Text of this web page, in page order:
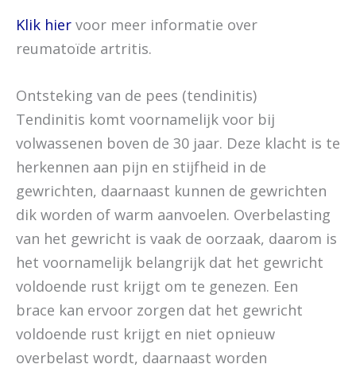
Klik hier voor meer informatie over
reumatoïde artritis.
Ontsteking van de pees (tendinitis)
Tendinitis komt voornamelijk voor bij
volwassenen boven de 30 jaar. Deze klacht is te
herkennen aan pijn en stijfheid in de
gewrichten, daarnaast kunnen de gewrichten
dik worden of warm aanvoelen. Overbelasting
van het gewricht is vaak de oorzaak, daarom is
het voornamelijk belangrijk dat het gewricht
voldoende rust krijgt om te genezen. Een
brace kan ervoor zorgen dat het gewricht
voldoende rust krijgt en niet opnieuw
overbelast wordt, daarnaast worden